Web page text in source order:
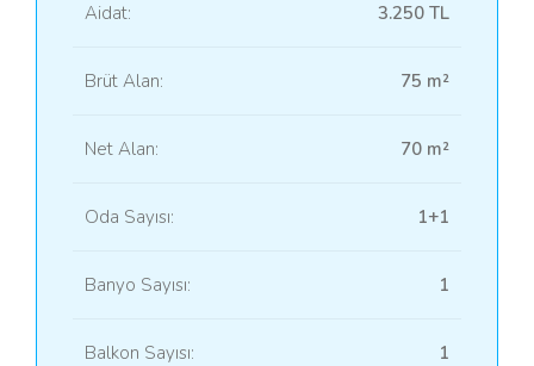
Aidat: 3.250 TL
Brüt Alan: 75 m²
Net Alan: 70 m²
Oda Sayısı: 1+1
Banyo Sayısı: 1
Balkon Sayısı: 1